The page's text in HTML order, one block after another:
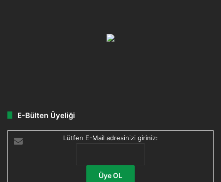
E-Bülten Üyeliği
Lütfen E-Mail adresinizi giriniz: